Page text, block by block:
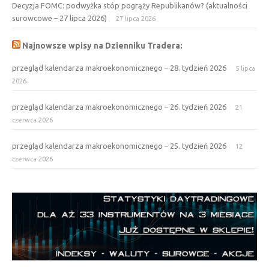
Decyzja FOMC: podwyżka stóp pogrąży Republikanów? (aktualności
surowcowe – 27 lipca 2026)
27 lipca 2026
Najnowsze wpisy na Dzienniku Tradera:
przegląd kalendarza makroekonomicznego – 28. tydzień 2026
5 lipca
2026
przegląd kalendarza makroekonomicznego – 26. tydzień 2026
21
czerwca 2026
przegląd kalendarza makroekonomicznego – 25. tydzień 2026
12
czerwca 2026